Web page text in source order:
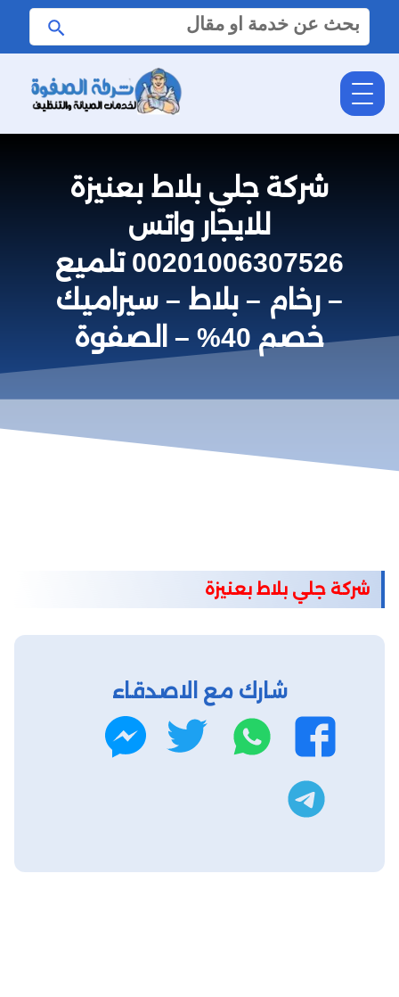
البحث
عن:
شركة جلي بلاط بعنيزة
للايجار واتس
00201006307526 تلميع
– رخام – بلاط – سيراميك
خصم 40% – الصفوة
شركة جلي بلاط بعنيزة
شارك مع الاصدقاء
فيسبوك واتساب تويتر